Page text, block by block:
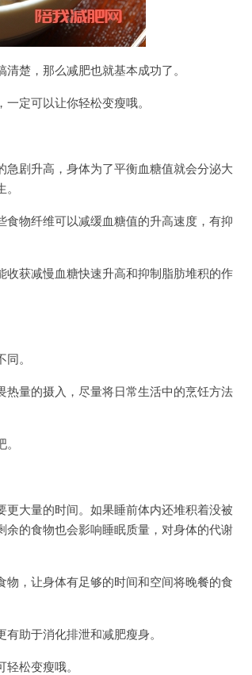
楚，那么减肥也就基本成功了。
定可以让你轻松变瘦哦。
剧升高，身体为了平衡血糖值就会分泌大
物纤维可以减缓血糖值的升高速度，有抑
获减慢血糖快速升高和抑制脂肪堆积的作
。
量的摄入，尽量将日常生活中的烹饪方法
大量的时间。如果睡前体内还堆积着没被
的食物也会影响睡眠质量，对身体的代谢
，让身体有足够的时间和空间将晚餐的食
助于消化排泄和减肥瘦身。
松变瘦哦。